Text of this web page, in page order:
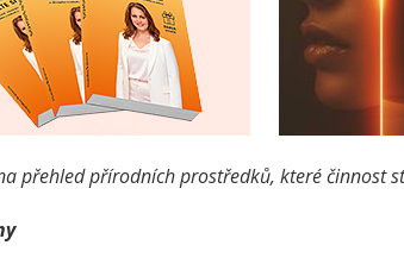
přehled přírodních prostředků, které činnost